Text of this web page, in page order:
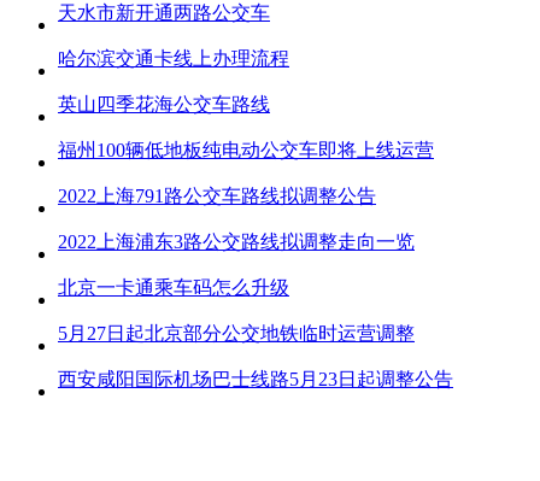
天水市新开通两路公交车
哈尔滨交通卡线上办理流程
英山四季花海公交车路线
福州100辆低地板纯电动公交车即将上线运营
2022上海791路公交车路线拟调整公告
2022上海浦东3路公交路线拟调整走向一览
北京一卡通乘车码怎么升级
5月27日起北京部分公交地铁临时运营调整
西安咸阳国际机场巴士线路5月23日起调整公告